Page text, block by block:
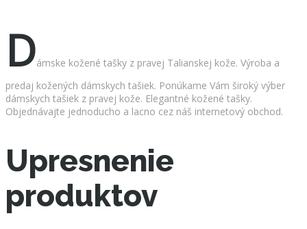
Dámske kožené tašky z pravej Talianskej kože. Výroba a
predaj kožených dámskych tašiek. Ponúkame Vám široký výber
dámskych tašiek z pravej kože. Elegantné kožené tašky.
Objednávajte jednoducho a lacno cez náš internetový obchod.
Upresnenie
produktov